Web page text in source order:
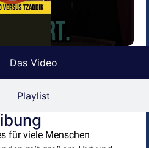
Das Video
Playlist
für viele Menschen